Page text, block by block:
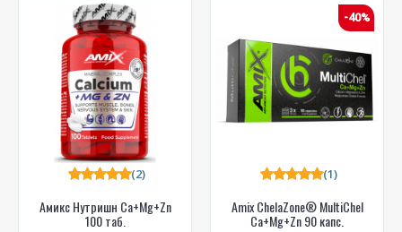
Амикс Нутришн Са+Mg+Zn
100 таб.
(2)
-40%
Amix ChelaZone® MultiChel
Ca+Mg+Zn 90 капс.
(1)